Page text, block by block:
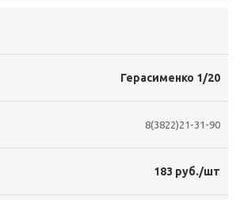
Герасименко 1/20
8(3822)21-31-90
183 руб./шт